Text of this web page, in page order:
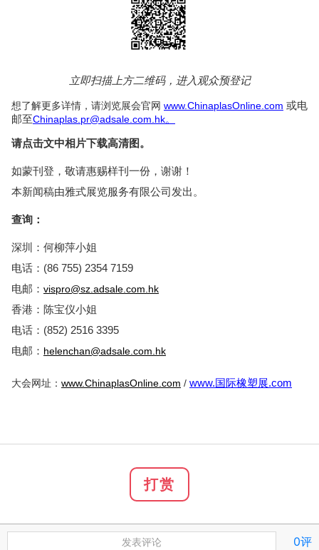
立即扫描上方二维码，进入观众预登记
想了解更多详情，请浏览展会官网 www.ChinaplasOnline.com 或电
邮至Chinaplas.pr@adsale.com.hk。
请点击文中相片下载高清图。
如蒙刊登，敬请惠赐样刊一份，谢谢！
本新闻稿由雅式展览服务有限公司发出。
查询：
深圳：何柳萍小姐
电话： (86 755) 2354 7159
电邮： vispro@sz.adsale.com.hk
香港：陈宝仪小姐
电话： (852) 2516 3395
电邮： helenchan@adsale.com.hk
大会网址： www.ChinaplasOnline.com / www. 国际橡塑展.com
打赏
发表评论 0评